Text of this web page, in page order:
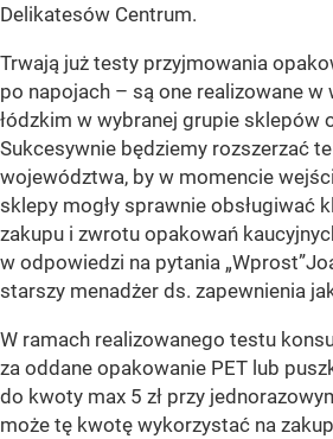
Delikatesów Centrum.
Trwają już testy przyjmowania
po napojach – są one realizowane
łódzkim w wybranej grupie sklepów
Sukcesywnie będziemy rozszerzać
województwa, by w momencie
sklepy mogły sprawnie obsługiwać
zakupu i zwrotu opakowań
w odpowiedzi na pytania
starszy menadżer ds. zapewnienia
W ramach realizowanego testu
za oddane opakowanie PET lub
do kwoty max 5 zł przy
może tę kwotę wykorzystać na